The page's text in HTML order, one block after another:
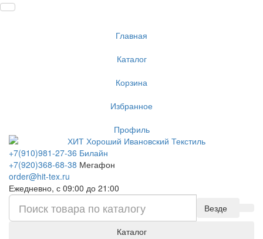
Главная
Каталог
Корзина
Избранное
Профиль
+7(910)981-27-36 Билайн
+7(920)368-68-38 Мегафон
order@hit-tex.ru
Ежедневно, с 09:00 до 21:00
Везде
Каталог